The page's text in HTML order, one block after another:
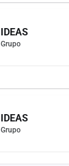
IDEAS
Grupo
IDEAS
Grupo